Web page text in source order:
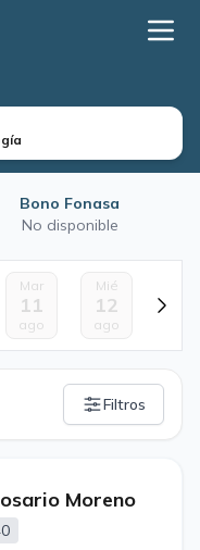
Bono Fonasa
No disponible
Mar
11
ago
Mié
12
ago
Filtros
Moreno